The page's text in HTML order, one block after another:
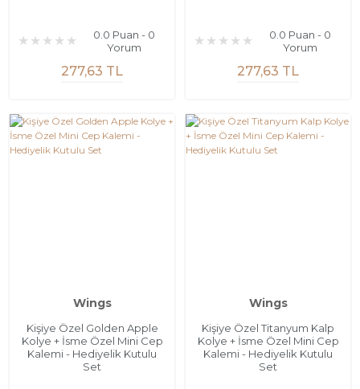
0.0 Puan - 0
Yorum
277,63 TL
0.0 Puan - 0
Yorum
277,63 TL
Wings
Kişiye Özel Golden Apple
Kolye + İsme Özel Mini Cep
Kalemi - Hediyelik Kutulu
Set
Wings
Kişiye Özel Titanyum Kalp
Kolye + İsme Özel Mini Cep
Kalemi - Hediyelik Kutulu
Set